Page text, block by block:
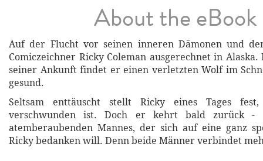
About the eBook
Auf der Flucht vor seinen inneren Dämonen und
Comiczeichner Ricky Coleman ausgerechnet in
seiner Ankunft findet er einen verletzten Wolf im
gesund.
Seltsam enttäuscht stellt Ricky eines Tages
verschwunden ist. Doch er kehrt bald zurück -
atemberaubenden Mannes, der sich auf eine ganz
Ricky bedanken will. Denn beide Männer verbindet